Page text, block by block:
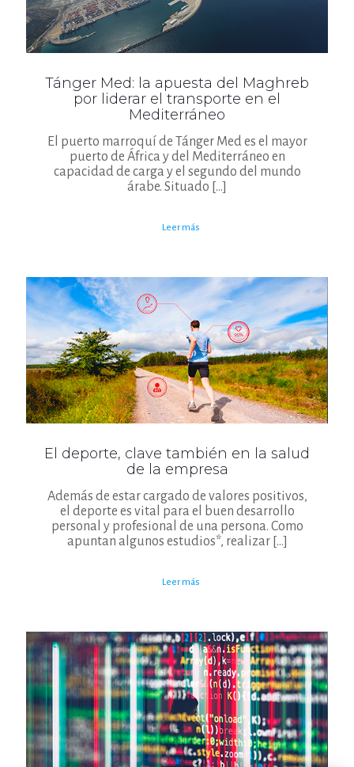
Tánger Med: la apuesta del Maghreb
por liderar el transporte en el
Mediterráneo
El puerto marroquí de Tánger Med es el mayor
puerto de África y del Mediterráneo en
capacidad de carga y el segundo del mundo
árabe. Situado […]
Leer más
El deporte, clave también en la salud
de la empresa
Además de estar cargado de valores positivos,
el deporte es vital para el buen desarrollo
personal y profesional de una persona. Como
apuntan algunos estudios*, realizar[…]
Leer más